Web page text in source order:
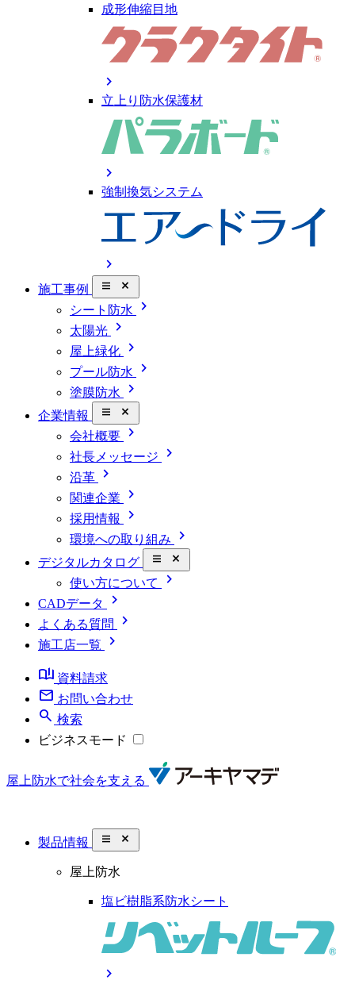
成形伸縮目地
chevron_right
立上り防水保護材
chevron_right
強制換気システム
chevron_right
施工事例 close_small
シート防水 chevron_right
太陽光 chevron_right
屋上緑化 chevron_right
プール防水 chevron_right
塗膜防水 chevron_right
企業情報 close_small
会社概要 chevron_right
社長メッセージ chevron_right
沿革 chevron_right
関連企業 chevron_right
採用情報 chevron_right
環境への取り組み chevron_right
デジタルカタログ close_small
使い方について chevron_right
CADデータ chevron_right
よくある質問 chevron_right
施工店一覧
chevron_right
book_ribbon 資料請求
mail お問い合わせ
search 検索
ビジネスモード
屋上防水で社会を支える
製品情報 close_small
屋上防水
塩ビ樹脂系防水シート
chevron_right